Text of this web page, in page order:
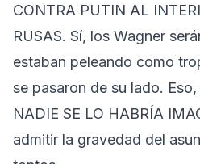
CONTRA PUTIN AL
RUSAS. Sí, los Wagner
estaban peleando como
se pasaron de su lado.
NADIE SE LO HABRÍA
admitir la gravedad del